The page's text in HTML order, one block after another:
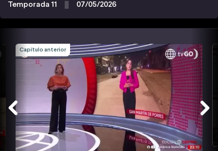
Temporada 11 07/05/2026
Capítulo anterior